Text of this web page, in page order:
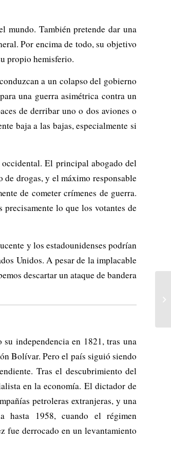
mundo. También pretende dar una
Por encima de todo, su objetivo
propio hemisferio.
a un colapso del gobierno
una guerra asimétrica contra un
de derribar uno o dos aviones o
baja a las bajas, especialmente si
El principal abogado del
drogas, y el máximo responsable
de cometer crímenes de guerra.
lo que los votantes de
y los estadounidenses podrían
Unidos. A pesar de la implacable
descartar un ataque de bandera
independencia en 1821, tras una
Bolívar. Pero el país siguió siendo
Tras el descubrimiento del
en la economía. El dictador de
petroleras extranjeras, y una
hasta 1958, cuando el régimen
fue derrocado en un levantamiento